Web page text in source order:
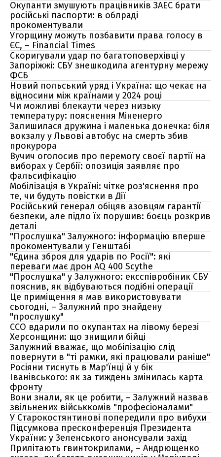
Окупанти змушують працівників ЗАЕС брати
російські паспорти: в облраді
прокоментували
Угорщину можуть позбавити права голосу в
ЄС, – Financial Times
Скоригували удар по багатоповерхівці у
Запоріжжі: СБУ знешкодила агентурну мережу
ФСБ
Новий польський уряд і Україна: що чекає на
відносини між країнами у 2024 році
Чи можливі блекаути через низьку
температуру: пояснення Міненерго
Залишилася дружина і маленька донечка: біля
вокзалу у Львові автобус на смерть збив
прокурора
Вучич оголосив про перемогу своєї партії на
виборах у Сербії: опозиція заявляє про
фальсифікацію
Мобілізація в Україні: чітке роз'яснення про
те, чи будуть повістки в Дії
Російський генерал обіцяв азовцям гарантії
безпеки, але підло їх порушив: боєць розкрив
деталі
"Прослушка" Залужного: інформацію вперше
прокоментували у Генштабі
"Єдина зброя для ударів по Росії": які
переваги має дрон AQ 400 Scythe
"Прослушка" у Залужного: ексспівробіник СБУ
пояснив, як відбуваються подібні операції
Це приміщення я мав використовувати
сьогодні, – Залужний про знайдену
"прослушку"
ССО вдарили по окупантах на лівому березі
Херсонщини: що знищили бійці
Залужний вважає, що мобілізацію слід
повернути в "ті рамки, які працювали раніше"
Росіяни тиснуть в Мар'їнці й у бік
Іванівського: як за тиждень змінилась карта
фронту
Вони знали, як це робити, – Залужний назвав
звільнених військкомів "професіоналами"
У Старокостянтинові попередили про вибухи
Підсумкова пресконференція Президента
України: у Зеленського анонсували захід
Прилітають гвинтокрилами, – Андрющенко